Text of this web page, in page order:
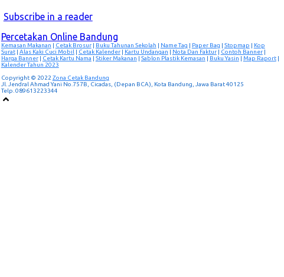
Subscribe in a reader
Percetakan Online Bandung
Kemasan Makanan | Cetak Brosur| Buku Tahunan Sekolah | Name Tag | Paper Bag | Stopmap | Kop
Surat| Alas Kaki Cuci Mobil | Cetak Kalender| Kartu Undangan | Nota Dan Faktur| Contoh Banner|
Harga Banner| Cetak Kartu Nama | Stiker Makanan | Sablon Plastik Kemasan | Buku Yasin | Map Raport|
Kalender Tahun 2023
Copyright © 2022 Zona Cetak Bandung
Jl. Jendral Ahmad Yani No.757B, Cicadas, (Depan BCA), Kota Bandung, Jawa Barat 40125
Telp. 089613223344